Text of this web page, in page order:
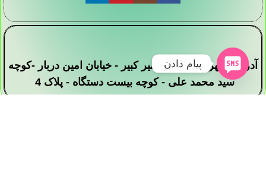
آدرس : تهران - خیابان امیر کبیر - خیابان امین دربار -کوچه
سید محمد علی - کوچه بیست دستگاه - پلاک 4
پیام دادن